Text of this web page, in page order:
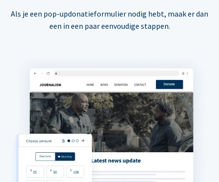
Als je een pop-updonatieformulier nodig hebt, maak er dan
een in een paar eenvoudige stappen.